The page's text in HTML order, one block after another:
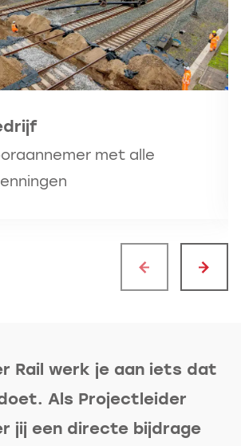
met alle
Rail werk je aan iets dat
Als Projectleider
jij een directe bijdrage